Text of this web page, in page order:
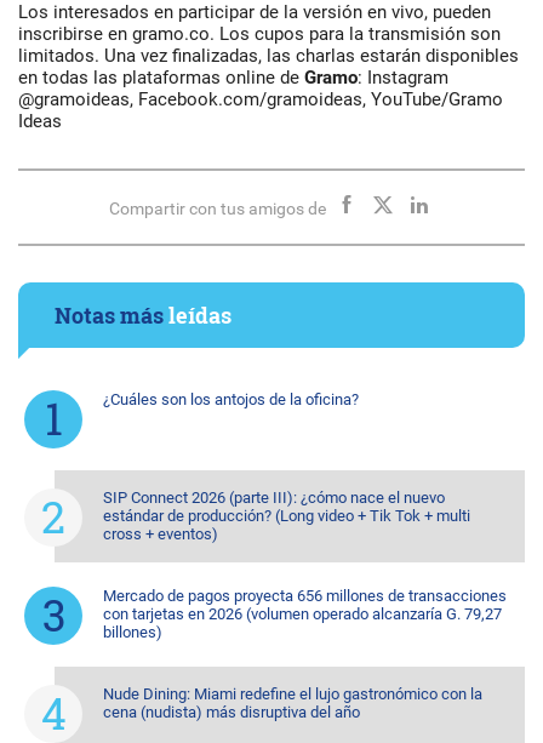
Los interesados en participar de la versión en vivo, pueden
inscribirse en gramo.co. Los cupos para la transmisión son
limitados. Una vez finalizadas, las charlas estarán disponibles
en todas las plataformas online de Gramo: Instagram
@gramoideas, Facebook.com/gramoideas, YouTube/Gramo
Ideas
Compartir con tus amigos de
Notas másleídas
¿Cuáles son los antojos de la oficina?
SIP Connect 2026 (parte III): ¿cómo nace el nuevo
estándar de producción? (Long video + Tik Tok + multi
cross + eventos)
Mercado de pagos proyecta 656 millones de transacciones
con tarjetas en 2026 (volumen operado alcanzaría G. 79,27
billones)
Nude Dining: Miami redefine el lujo gastronómico con la
cena (nudista) más disruptiva del año